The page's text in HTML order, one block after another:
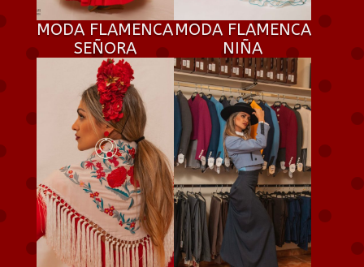
MODA FLAMENCA
SEÑORA
MODA FLAMENCA
NIÑA